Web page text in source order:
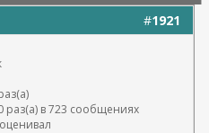
#1921
раз(а) в 723 сообщениях